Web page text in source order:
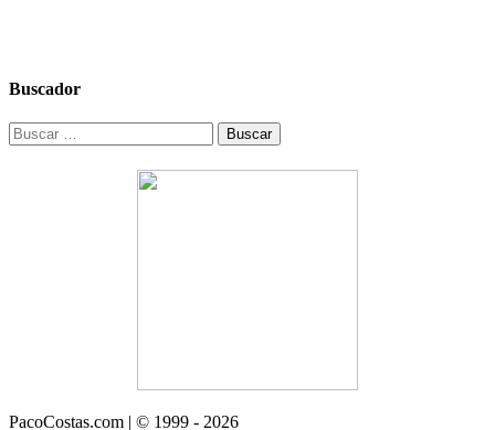
Buscador
Buscar:
PacoCostas.com | © 1999 - 2026